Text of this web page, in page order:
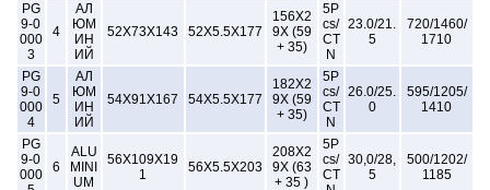
PG
9-0
000
3
4
АЛ
ЮМ
ИН
ИЙ
52X73X143 52X5.5X177
156X2
9X (59
+ 35)
5P
cs/
CT
N
23.0/21.
5
720/1460/
1710
PG
9-0
000
4
5
АЛ
ЮМ
ИН
ИЙ
54X91X167 54X5.5X177
182X2
9X (59
+ 35)
5P
cs/
CT
N
26.0/25.
0
595/1205/
1410
PG
9-0
000
6
ALU
MINI
UM
56X109X19
1
56X5.5X203
208X2
9X (63
+ 35 )
5P
cs/
CT
30,0/28,
5
500/1202/
1185